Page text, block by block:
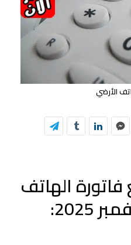
الأرضي
الهاتف
الأرضي لشهر نوفمبر 2025: